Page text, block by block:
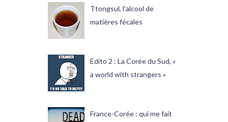
Ttongsul, l'alcool de
matières fécales
Edito 2 : La Corée du Sud, «
a world with strangers »
France-Corée : qui me fait